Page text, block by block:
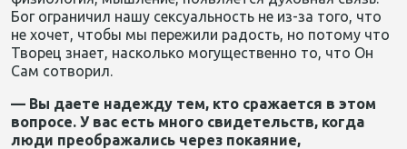
Бог ограничил нашу сексуальность не из-за того, что
не хочет, чтобы мы пережили радость, но потому что
Творец знает, насколько могущественно то, что Он
Сам сотворил.
— Вы даете надежду тем, кто сражается в этом
вопросе. У вас есть много свидетельств, когда
люди преображались через покаяние,